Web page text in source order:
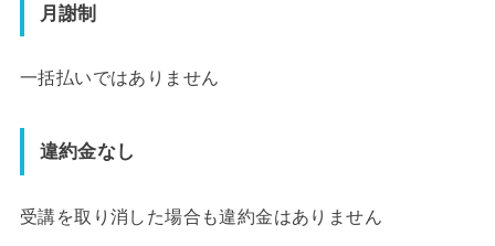
月謝制
一括払いではありません
違約金なし
受講を取り消した場合も違約金はありません